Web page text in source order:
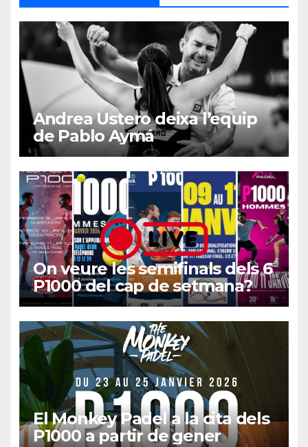
Andrea Ustero deixa l’equip
de Pablo Aymá
On veure les semifinals dels 6
P1000 del cap de setmana?
El Monkey Padel a la cita dels
P1000 a partir de gener